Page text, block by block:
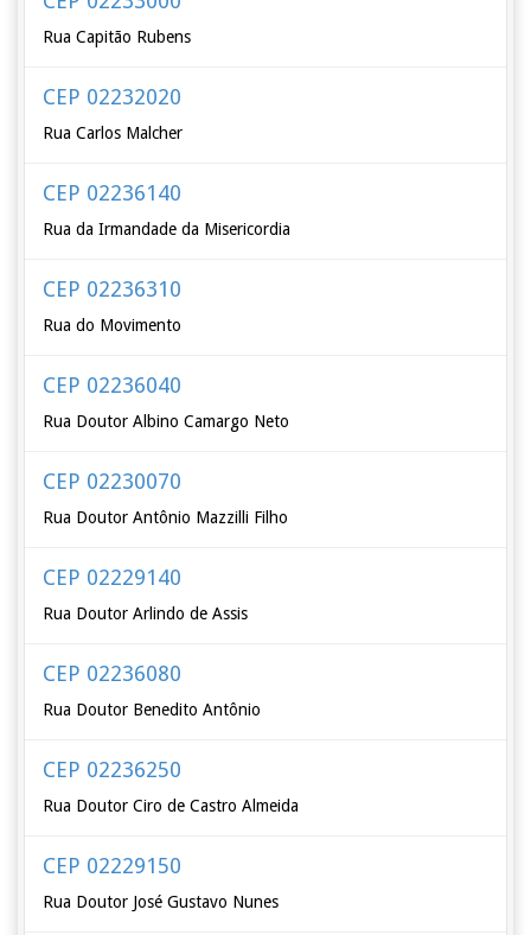
Rua Capitão Rubens
CEP 02232020
Rua Carlos Malcher
CEP 02236140
Rua da Irmandade da Misericordia
CEP 02236310
Rua do Movimento
CEP 02236040
Rua Doutor Albino Camargo Neto
CEP 02230070
Rua Doutor Antônio Mazzilli Filho
CEP 02229140
Rua Doutor Arlindo de Assis
CEP 02236080
Rua Doutor Benedito Antônio
CEP 02236250
Rua Doutor Ciro de Castro Almeida
CEP 02229150
Rua Doutor José Gustavo Nunes